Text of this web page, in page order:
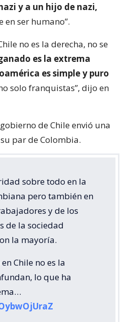
y a un hijo de nazi,
ser humano”.
no es la derecha, no se
es la extrema
es simple y puro
solo franquistas”, dijo en
de Chile envió una
par de Colombia.
sobre todo en la
pero también en
y de los
de la sociedad
la mayoría.
Chile no es la
lo que ha